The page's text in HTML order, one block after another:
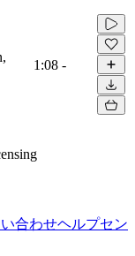
1:08 -
合わせヘルプセン